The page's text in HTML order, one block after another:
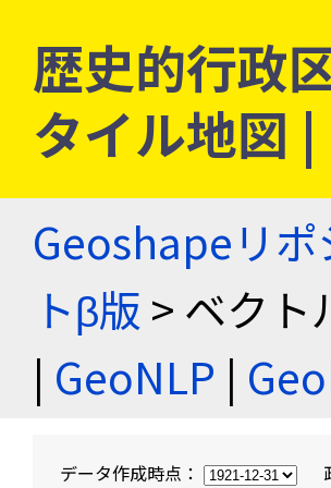
歴史的行政
タイル地図
Geoshapeリポ
トβ版 > ベク
| GeoNLP |
データ作成時点：